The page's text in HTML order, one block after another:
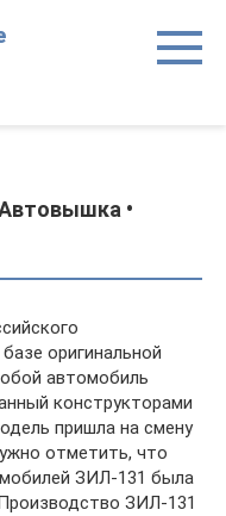
•
оригинальной
автомобиль
конструкторами
пришла на смену
отметить, что
ЗИЛ-131 была
ЗИЛ-131